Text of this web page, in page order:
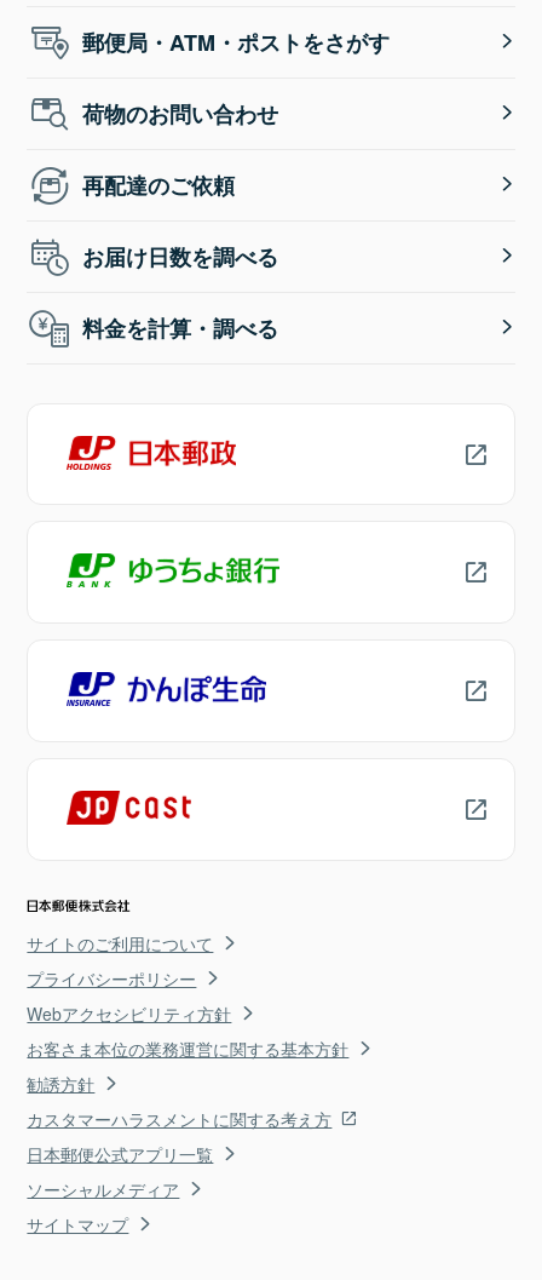
郵便局・ATM・ポストをさがす
荷物のお問い合わせ
再配達のご依頼
お届け日数を調べる
料金を計算・調べる
サイトのご利用について
プライバシーポリシー
Webアクセシビリティ方針
お客さま本位の業務運営に関する基本方針
勧誘方針
カスタマーハラスメントに関する考え方
日本郵便公式アプリ一覧
ソーシャルメディア
サイトマップ